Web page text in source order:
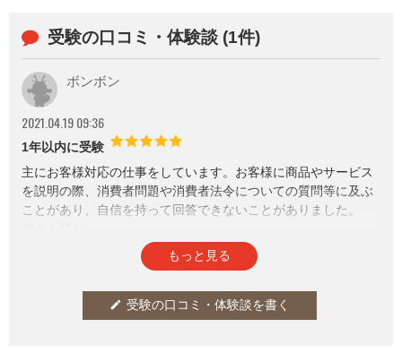
受験の口コミ・体験談 (1件)
ボンボン
2021.04.19 09:36
1年以内に受験
主にお客様対応の仕事をしています。お客様に商品やサービス
を説明の際、消費者問題や消費者法令についての質問等に及ぶ
ことがあり、自信を持って回答できないことがありました。
してチャレンジしました。
費者問題・消費者行政・消費者法令が体系的にまとめられてい
るテキストを読み込むことで、この消費者問題（事件）がきっ
もっと見る
edit 受験の口コミ・体験談を書く